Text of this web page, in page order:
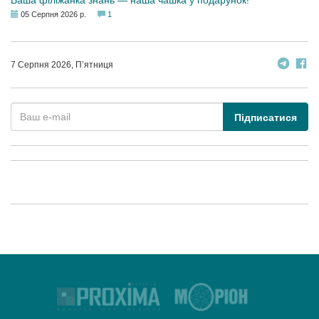
05 Серпня 2026 р. 1
7 Серпня 2026, П’ятниця
Підписатися